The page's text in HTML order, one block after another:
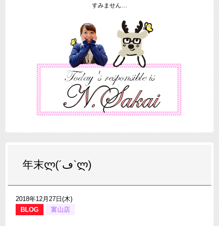
すみません…
年末ლ(´ڡ`ლ)
2018年12月27日(木)
BLOG
富山店